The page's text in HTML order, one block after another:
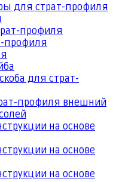
для страт-профиля
профиля
профиля
для страт-
профиля внешний
на основе
на основе
на основе